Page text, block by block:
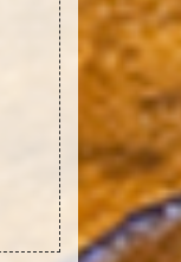
un
jouit de la
soignées et
aux
vos